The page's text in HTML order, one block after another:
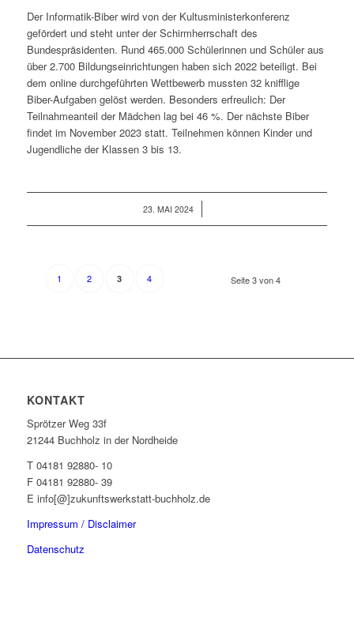
Der Informatik-Biber wird von der Kultusministerkonferenz
gefördert und steht unter der Schirmherrschaft des
Bundespräsidenten. Rund 465.000 Schülerinnen und Schüler aus
über 2.700 Bildungseinrichtungen haben sich 2022 beteiligt. Bei
dem online durchgeführten Wettbewerb mussten 32 knifflige
Biber-Aufgaben gelöst werden. Besonders erfreulich: Der
Teilnahmeanteil der Mädchen lag bei 46 %. Der nächste Biber
findet im November 2023 statt. Teilnehmen können Kinder und
Jugendliche der Klassen 3 bis 13.
23. MAI 2024
/
Seite 3 von 4
1 2 3 4
KONTAKT
Sprötzer Weg 33f
21244 Buchholz in der Nordheide
T 04181 92880- 10
F 04181 92880- 39
E info[@]zukunftswerkstatt-buchholz.de
Impressum / Disclaimer
Datenschutz